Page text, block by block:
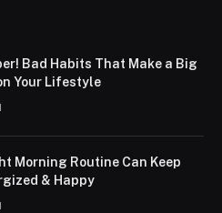
Bad Habits That Make a Big
Your Lifestyle
Morning Routine Can Keep
& Happy